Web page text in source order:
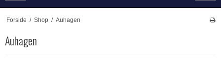
Forside / Shop / Auhagen
Auhagen